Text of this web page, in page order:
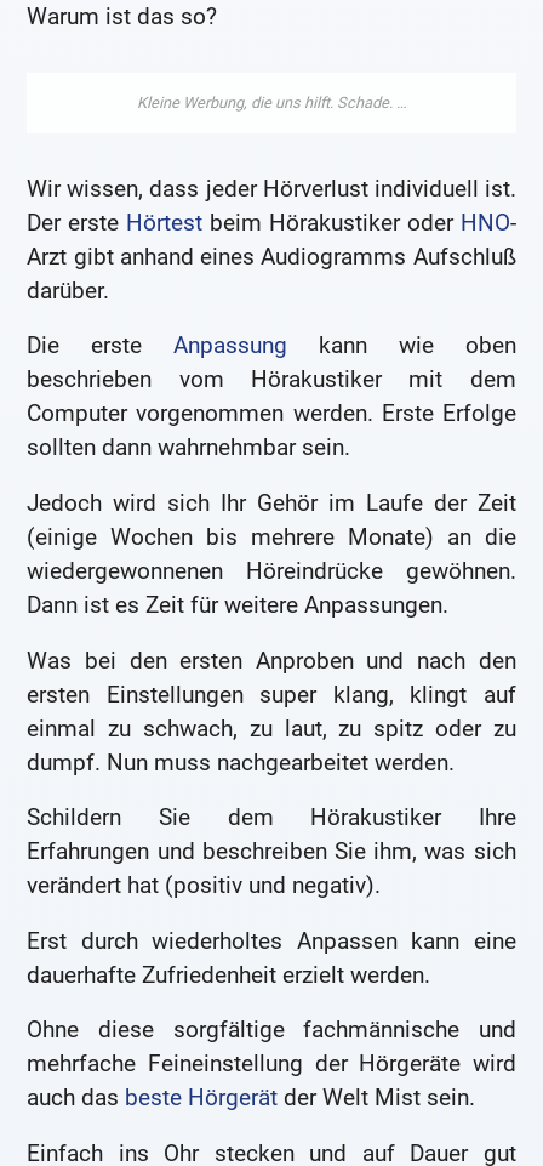
Warum ist das so?
Wir wissen, dass jeder Hörverlust individuell ist.
Der erste Hörtest beim Hörakustiker oder HNO-
Arzt gibt anhand eines Audiogramms Aufschluß
darüber.
Die ersteAnpassung kann wie oben
beschrieben vom Hörakustiker mit dem
Computer vorgenommen werden. Erste Erfolge
sollten dann wahrnehmbar sein.
Jedoch wird sich Ihr Gehör im Laufe der Zeit
(einige Wochen bis mehrere Monate) an die
wiedergewonnenen Höreindrücke gewöhnen.
Dann ist es Zeit für weitere Anpassungen.
Was bei den ersten Anproben und nach den
ersten Einstellungen super klang, klingt auf
einmal zu schwach, zu laut, zu spitz oder zu
dumpf. Nun muss nachgearbeitet werden.
Schildern Sie dem Hörakustiker Ihre
Erfahrungen und beschreiben Sie ihm, was sich
verändert hat (positiv und negativ).
Erst durch wiederholtes Anpassen kann eine
dauerhafte Zufriedenheit erzielt werden.
Ohne diese sorgfältige fachmännische und
mehrfache Feineinstellung der Hörgeräte wird
auch das beste Hörgerät der Welt Mist sein.
Einfach ins Ohr stecken und auf Dauer gut